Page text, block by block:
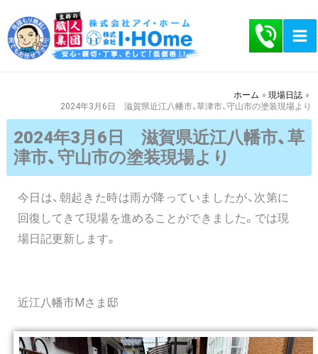
容
を
ホーム
現場日誌
2024年3月6日 滋賀県近江八幡市、草津市、守山市の塗装現場より
2024年3月6日 滋賀県近江八幡市、草
津市、守山市の塗装現場より
今日は、朝起きた時は雨が降っていましたが、次第に
回復してきて現場を進めることができました。では現
場日記更新します。
近江八幡市Mさま邸